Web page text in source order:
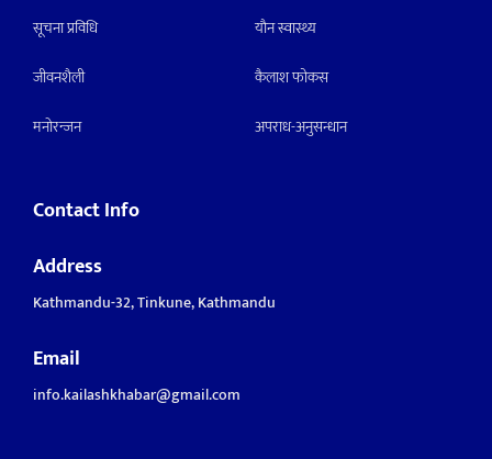
सूचना प्रविधि
जीवनशैली
मनाेरन्जन
याैन स्वास्थ्य
कैलाश फोकस
अपराध-अनुसन्धान
Contact Info
Address
Kathmandu-32, Tinkune, Kathmandu
Email
info.kailashkhabar@gmail.com